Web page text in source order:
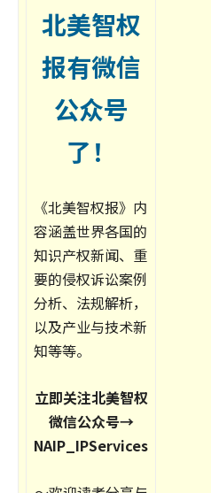
北美智权
报有微信
公众号
了！
《北美智权报》内
容涵盖世界各国的
知识产权新闻、重
要的侵权诉讼案例
分析、法规解析，
以及产业与技术新
知等等。
立即关注北美智权
微信公众号→
NAIP_IPServices